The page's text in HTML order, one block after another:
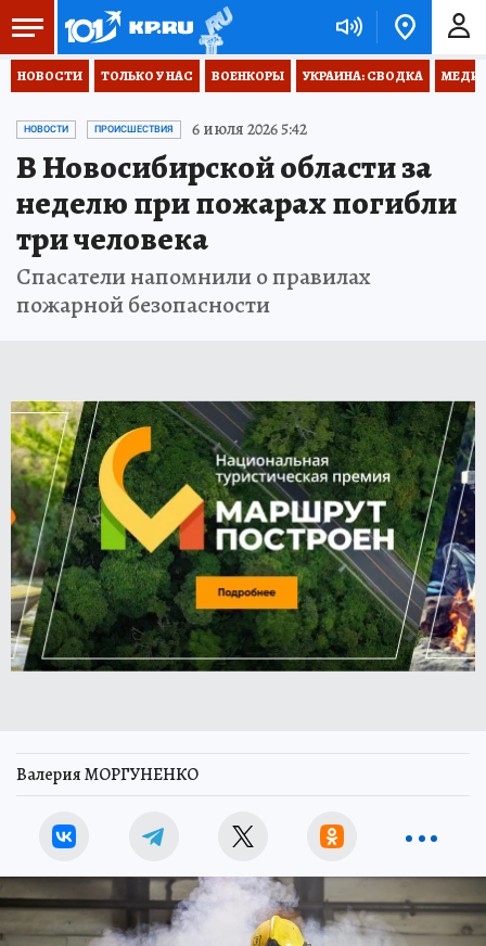
НОВОСТИ ТОЛЬКО У НАС ВОЕНКОРЫ УКРАИНА: СВОДКА
НОВОСТИ ПРОИСШЕСТВИЯ 6 июля 2026 5:42
В Новосибирской области за
неделю при пожарах погибли
три человека
Спасатели напомнили о правилах
пожарной безопасности
Валерия МОРГУНЕНКО